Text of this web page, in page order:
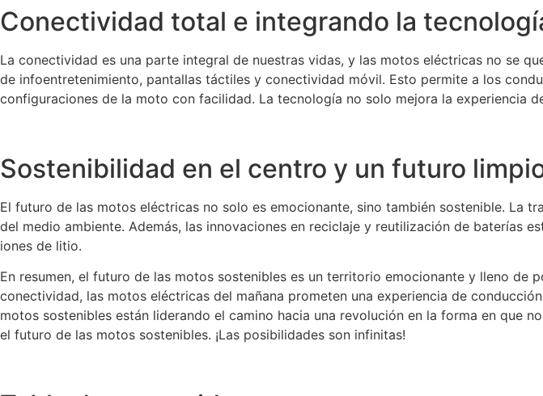
Conectividad total e integrando la
La conectividad es una parte integral de nuestras vidas, y las motos eléctricas no se
de infoentretenimiento, pantallas táctiles y conectividad móvil. Esto permite a los
configuraciones de la moto con facilidad. La tecnología no solo mejora la experiencia
Sostenibilidad en el centro y un futuro
El futuro de las motos eléctricas no solo es emocionante, sino también sostenible. La
del medio ambiente. Además, las innovaciones en reciclaje y reutilización de baterías
iones de litio.
En resumen, el futuro de las motos sostenibles es un territorio emocionante y lleno de
conectividad, las motos eléctricas del mañana prometen una experiencia de
motos sostenibles están liderando el camino hacia una revolución en la forma en que
el futuro de las motos sostenibles. ¡Las posibilidades son infinitas!